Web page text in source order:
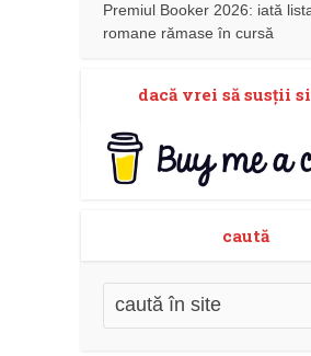
Premiul Booker 2026: iată
romane rămase în cursă
dacă vrei să susţii
caută